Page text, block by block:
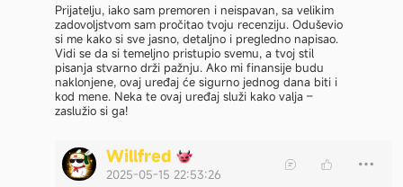
Prijatelju, iako sam premoren i neispavan, sa velikim
zadovoljstvom sam pročitao tvoju recenziju. Oduševio
si me kako si sve jasno, detaljno i pregledno napisao.
Vidi se da si temeljno pristupio svemu, a tvoj stil
pisanja stvarno drži pažnju. Ako mi finansije budu
naklonjene, ovaj uređaj će sigurno jednog dana biti i
kod mene. Neka te ovaj uređaj služi kako valja –
zaslužio si ga!
Willfred
2025-05-15 22:53:26